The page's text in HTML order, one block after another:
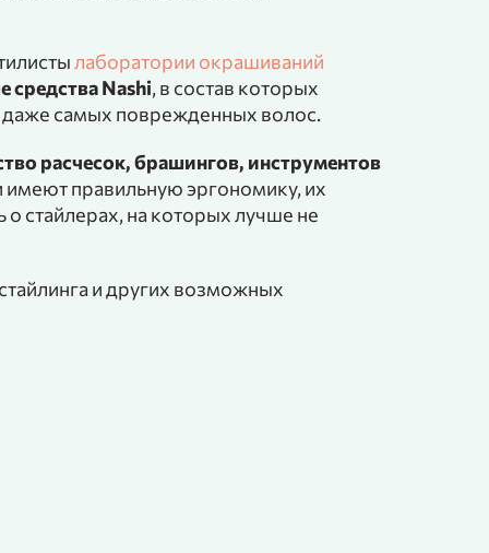
лаборатории окрашиваний
средства Nashi, в состав которых
даже самых поврежденных волос.
расчесок, брашингов, инструментов
правильную эргономику, их
стайлерах, на которых лучше не
и других возможных